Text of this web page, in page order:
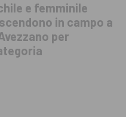
e femminile
in campo a
per